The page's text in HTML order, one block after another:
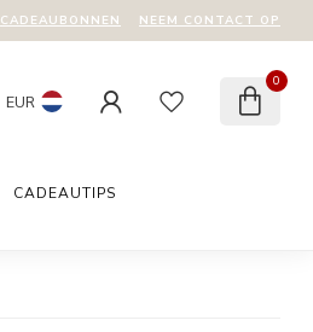
CADEAUBONNEN NEEM CONTACT OP
EUR
0
CADEAUTIPS